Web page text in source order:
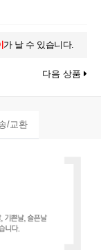
가 날 수 있습니다.
다음 상품
/교환